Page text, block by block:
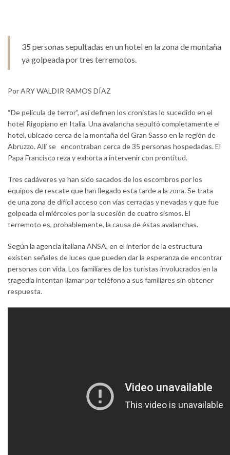
35 personas sepultadas en un hotel en la zona de montaña
ya golpeada por tres terremotos.
Por ARY WALDIR RAMOS DÍAZ
“De película de terror”, así definen los cronistas lo sucedido en el
hotel Rigopiano en Italia. Una avalancha sepultó completamente el
hotel, ubicado cerca de la montaña del Gran Sasso en la región de
Abruzzo. Allí se encontraban cerca de 35 personas hospedadas. El
Papa Francisco reza y exhorta a intervenir con prontitud.
Tres cadáveres ya han sido sacados de los escombros por los
equipos de rescate que han llegado esta tarde a la zona. Se trata
de una zona de difícil acceso con vías cerradas y nevadas y que fue
golpeada el miércoles por la sucesión de cuatro sismos. El
terremoto es, probablemente, la causa de éstas avalanchas.
Según la agencia italiana ANSA, en el interior de la estructura
existen señales de luces que pueden dar la esperanza de encontrar
personas con vida. Los familiares de los turistas involucrados en la
tragedia intentan llamar por teléfono a sus familiares sin obtener
respuesta.